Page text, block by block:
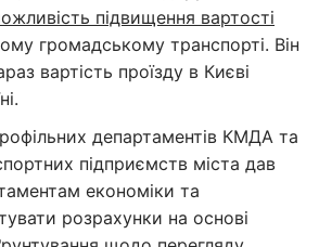
підвищення вартості
громадському транспорті. Він
вартість проїзду в Києві
департаментів КМДА та
підприємств міста дав
економіки та
розрахунки на основі